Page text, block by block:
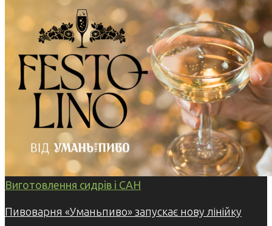
Виготовлення сидрів і САН
Пивоварня «Уманьпиво» запускає нову лінійку